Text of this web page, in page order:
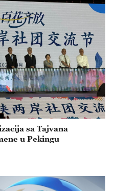
sa Tajvana
u Pekingu